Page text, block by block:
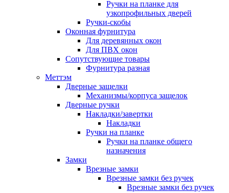
Ручки на планке для
узкопрофильных дверей
Ручки-скобы
Оконная фурнитура
Для деревянных окон
Для ПВХ окон
Сопутствующие товары
Фурнитура разная
Меттэм
Дверные защелки
Механизмы/корпуса защелок
Дверные ручки
Накладки/завертки
Накладки
Ручки на планке
Ручки на планке общего
назначения
Замки
Врезные замки
Врезные замки без ручек
Врезные замки без ручек